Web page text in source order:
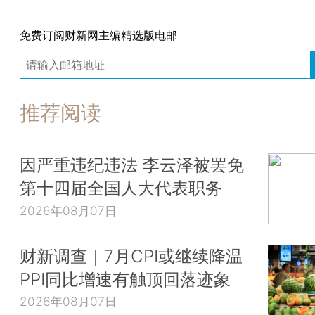
免费订阅财新网主编精选版电邮
推荐阅读
因严重违纪违法 李云泽被罢免
第十四届全国人大代表职务
2026年08月07日
财新调查｜7月CPI或继续降温
PPI同比增速有触顶回落迹象
2026年08月07日